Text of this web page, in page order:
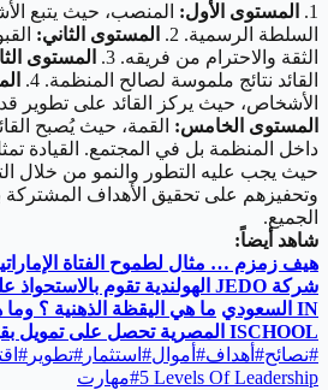
1. المستوى الأول: المنصب، حيث يتبع
السلطة الرسمية. 2.
المستوى الثاني:
الثقة والاحترام من فريقه. 3.
المستوى
القائد نتائج ملموسة لصالح المنظمة. 4.
الأشخاص، حيث يركز القائد على تطوير
المستوى الخامس: القمة، حيث يُصبح
داخل المنظمة بل في المجتمع. القيادة
حيث يجب عليه التطور والنمو من خلال
وتحفيزهم على تحقيق الأهداف المشتركة
الجميع.
شاهد أيضاً:
هيف زمزم … مثال لطموح الفتاة
شركة
الهولندية تقوم بالاستحواذ
IN السعودي ما هي اليقظة الذهنية ؟ وما
ISCHOOL المصرية تحصل على تمويل بقيمة 4.5 ملايين
#نصائح# أهداف# أموال# استثمار #تطوير #
5 Levels Of Leadership
#مهارت